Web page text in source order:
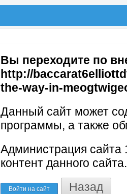
Вы переходите по
http://
the-way-in-
Данный сайт может
программы, а также
Администрация сайта
контент данного сайта.
Войти на сайт Назад